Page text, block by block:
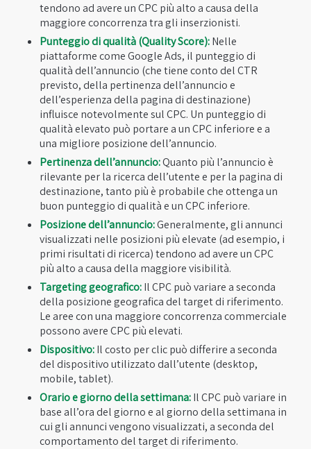
tendono ad avere un CPC più alto a causa della
maggiore concorrenza tra gli inserzionisti.
Punteggio di qualità (Quality Score):Nelle
piattaforme come Google Ads, il punteggio di
qualità dell’annuncio (che tiene conto del CTR
previsto, della pertinenza dell’annuncio e
dell’esperienza della pagina di destinazione)
influisce notevolmente sul CPC. Un punteggio di
qualità elevato può portare a un CPC inferiore e a
una migliore posizione dell’annuncio.
Pertinenza dell’annuncio:Quanto più l’annuncio è
rilevante per la ricerca dell’utente e per la pagina di
destinazione, tanto più è probabile che ottenga un
buon punteggio di qualità e un CPC inferiore.
Posizione dell’annuncio:Generalmente, gli annunci
visualizzati nelle posizioni più elevate (ad esempio, i
primi risultati di ricerca) tendono ad avere un CPC
più alto a causa della maggiore visibilità.
Targeting geografico:Il CPC può variare a seconda
della posizione geografica del target di riferimento.
Le aree con una maggiore concorrenza commerciale
possono avere CPC più elevati.
Dispositivo:Il costo per clic può differire a seconda
del dispositivo utilizzato dall’utente (desktop,
mobile, tablet).
Orario e giorno della settimana:Il CPC può variare in
base all’ora del giorno e al giorno della settimana in
cui gli annunci vengono visualizzati, a seconda del
comportamento del target di riferimento.